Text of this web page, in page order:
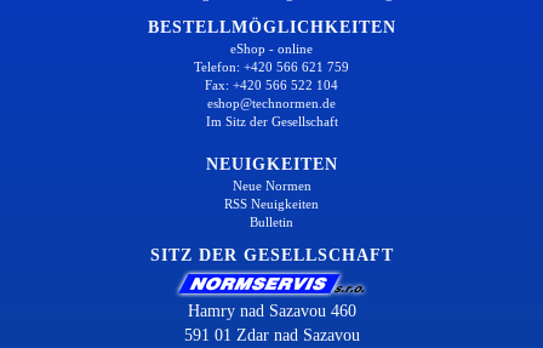
BESTELLMÖGLICHKEITEN
eShop - online
Telefon: +420 566 621 759
Fax: +420 566 522 104
eshop@technormen.de
Im Sitz der Gesellschaft
NEUIGKEITEN
Neue Normen
RSS Neuigkeiten
Bulletin
SITZ DER GESELLSCHAFT
Hamry nad Sazavou 460
591 01 Zdar nad Sazavou